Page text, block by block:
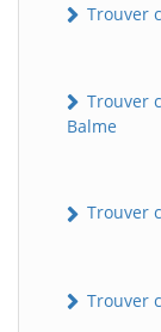
Trouver
Trouver
Balme
Trouver
Trouver